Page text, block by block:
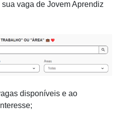
vaga de Jovem Aprendiz
disponíveis e ao